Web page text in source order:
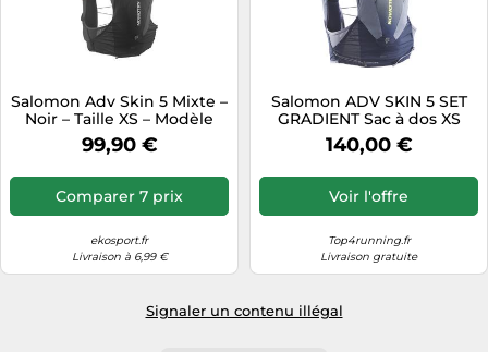
Salomon Adv Skin 5 Mixte –
Noir – Taille XS – Modèle
2026
99,90 €
Comparer 7 prix
ekosport.fr
Livraison à 6,99 €
Salomon ADV SKIN 5 SET
GRADIENT Sac à dos XS
Bleu
140,00 €
Voir l'offre
Top4running.fr
Livraison gratuite
Signaler un contenu illégal